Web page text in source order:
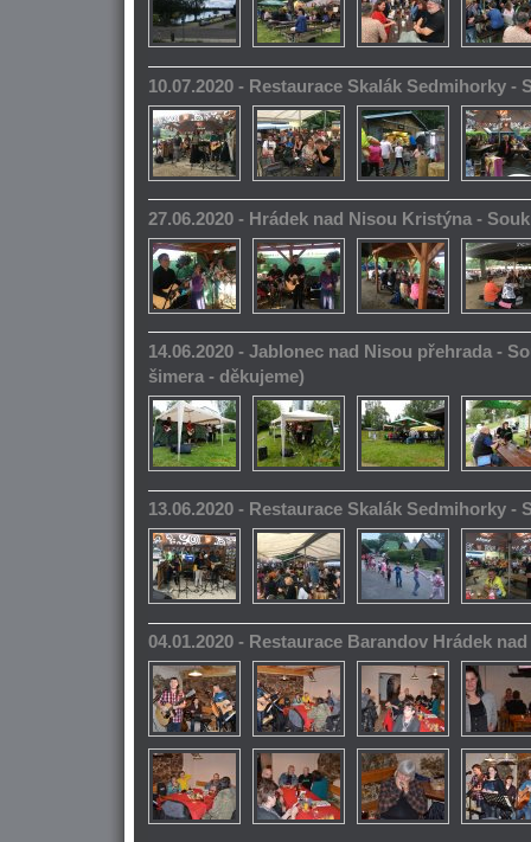
10.07.2020 - Restaurace Skalák Sedmihorky -
27.06.2020 - Hrádek nad Nisou Kristýna -
14.06.2020 - Jablonec nad Nisou přehrada -
šimera - děkujeme)
13.06.2020 - Restaurace Skalák Sedmihorky -
04.01.2020 - Restaurace Barandov Hrádek